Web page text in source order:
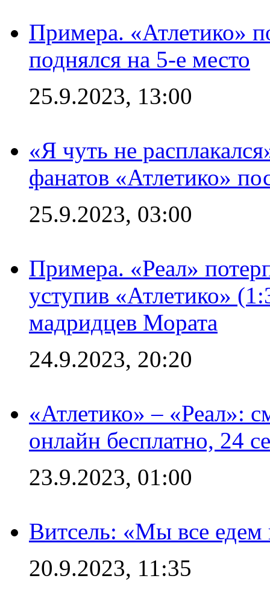
Примера. «Атлетико»
поднялся на 5-е место
25.9.2023, 13:00
«Я чуть не
фанатов «Атлетико»
25.9.2023, 03:00
Примера. «Реал»
уступив «Атлетико»
мадридцев Мората
24.9.2023, 20:20
«Атлетико» – «Реал»:
онлайн бесплатно, 24
23.9.2023, 01:00
Витсель: «Мы все едем
20.9.2023, 11:35